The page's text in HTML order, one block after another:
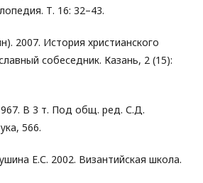
Т. 16: 32–43.
2007. История христианского
собеседник. Казань, 2 (15):
В 3 т. Под общ. ред. С.Д.
566.
Е.С. 2002. Византийская школа.